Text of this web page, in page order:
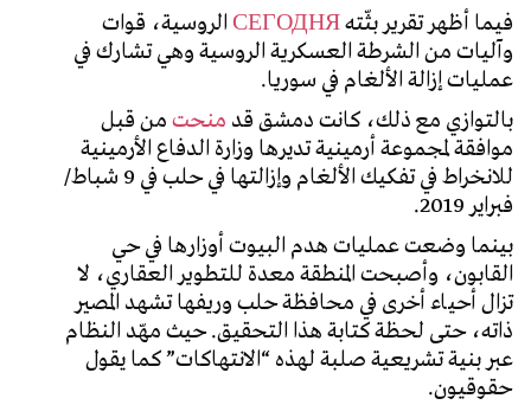
فيما أظهر تقرير بثّتهСЕГОДНЯالروسية، قوات
وآليات من الشرطة العسكرية الروسية وهي تشارك في
عمليات إزالة الألغام في سوريا.
بالتوازي مع ذلك، كانت دمشق قد منحتمن قبل
موافقة لمجموعة أرمينية تديرها وزارة الدفاع الأرمينية
للانخراط في تفكيك الألغام وإزالتها في حلب في 9 شباط/
فبراير 2019.
بينما وضعت عمليات هدم البيوت أوزارها في حي
القابون، وأصبحت المنطقة معدة للتطوير العقاري، لا
تزال أحياء أخرى في محافظة حلب وريفها تشهد المصير
ذاته، حتى لحظة كتابة هذا التحقيق. حيث مهّد النظام
عبر بنية تشريعية صلبة لهذه “الانتهاكات” كما يقول
حقوقيون.